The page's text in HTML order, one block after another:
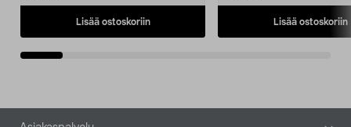
Lisää ostoskoriin Lisää ostoskoriin
Alatunniste